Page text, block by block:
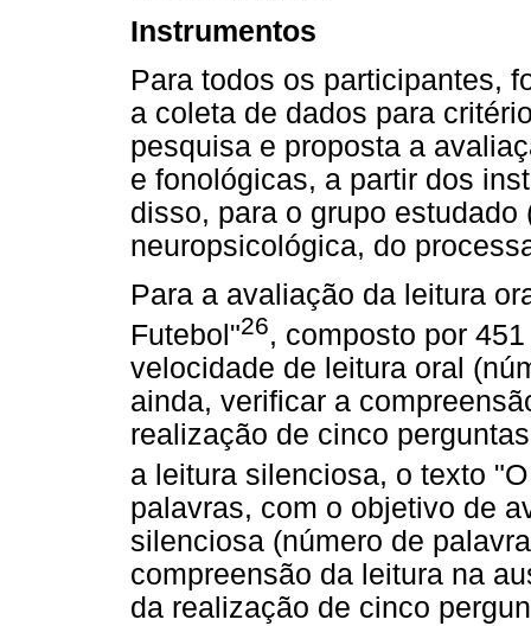
Instrumentos
Para todos os participantes,
a coleta de dados para
pesquisa e proposta a
e fonológicas, a partir dos
disso, para o grupo
neuropsicológica, do
Para a avaliação da leitura
Futebol"26, composto por
velocidade de leitura oral
ainda, verificar a
realização de cinco
a leitura silenciosa, o texto
palavras, com o objetivo de
silenciosa (número de
compreensão da leitura na
da realização de cinco